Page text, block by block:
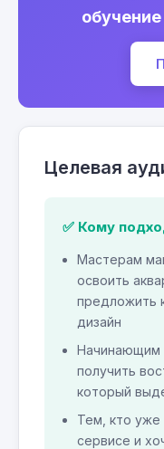
Целевая
✅ Кому
Мастерам
освоить
предложить
дизайн
Начинающим
получить
который
Тем, кто уже
сервисе и